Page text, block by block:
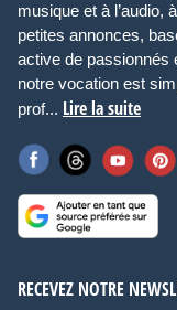
musique et à l’audio,
petites annonces,
active de passionnés
notre vocation est
prof... Lire la suite
RECEVEZ NOTRE